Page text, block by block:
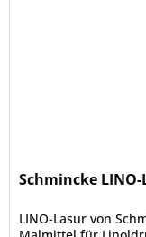
Schmincke
LINO-Lasur von